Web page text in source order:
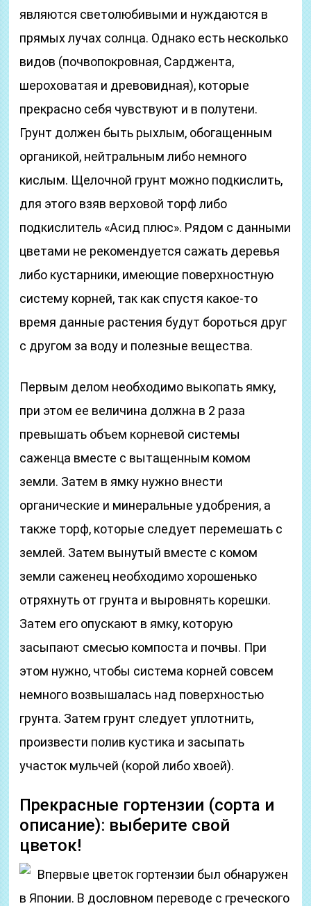
являются светолюбивыми и нуждаются в
прямых лучах солнца. Однако есть несколько
видов (почвопокровная, Сарджента,
шероховатая и древовидная), которые
прекрасно себя чувствуют и в полутени.
Грунт должен быть рыхлым, обогащенным
органикой, нейтральным либо немного
кислым. Щелочной грунт можно подкислить,
для этого взяв верховой торф либо
подкислитель «Асид плюс». Рядом с данными
цветами не рекомендуется сажать деревья
либо кустарники, имеющие поверхностную
систему корней, так как спустя какое-то
время данные растения будут бороться друг
с другом за воду и полезные вещества.
Первым делом необходимо выкопать ямку,
при этом ее величина должна в 2 раза
превышать объем корневой системы
саженца вместе с вытащенным комом
земли. Затем в ямку нужно внести
органические и минеральные удобрения, а
также торф, которые следует перемешать с
землей. Затем вынутый вместе с комом
земли саженец необходимо хорошенько
отряхнуть от грунта и выровнять корешки.
Затем его опускают в ямку, которую
засыпают смесью компоста и почвы. При
этом нужно, чтобы система корней совсем
немного возвышалась над поверхностью
грунта. Затем грунт следует уплотнить,
произвести полив кустика и засыпать
участок мульчей (корой либо хвоей).
Прекрасные гортензии (сорта и
описание): выберите свой
цветок!
Впервые цветок гортензии был обнаружен
в Японии. В дословном переводе с греческого